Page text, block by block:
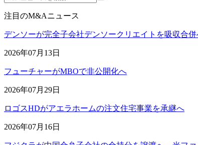
注目のM&Aニュース
デンソーが完全子会社デンソークリエイトを吸収合併
2026年07月13日
フューチャーがMBOで非公開化へ
2026年07月29日
ロゴスHDがアエラホームの注文住宅事業を承継へ
2026年07月16日